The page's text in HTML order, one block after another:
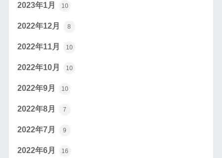
2023年1月 10
2022年12月 8
2022年11月 10
2022年10月 10
2022年9月 10
2022年8月 7
2022年7月 9
2022年6月 16